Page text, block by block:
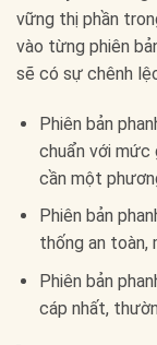
vững thị phần
vào từng phiên
sẽ có sự chênh
Phiên bản
chuẩn với mức
cần một
Phiên bản
thống an toàn,
Phiên bản
cáp nhất,